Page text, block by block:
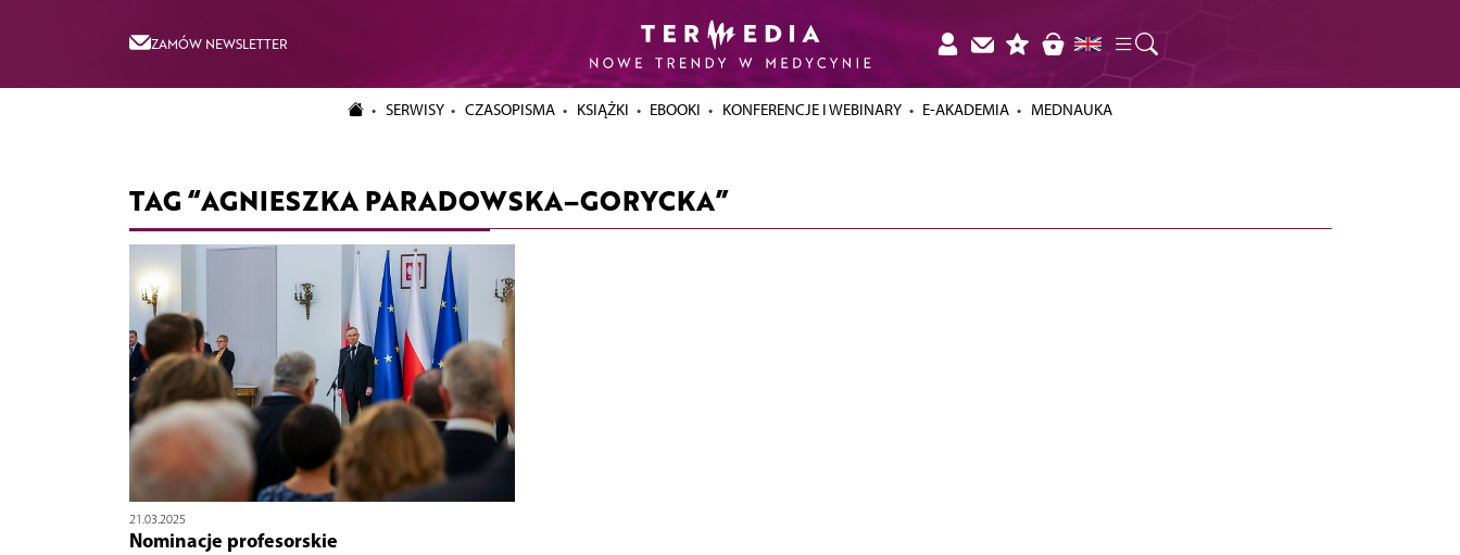
ZAMÓW NEWSLETTER
SERWISY CZASOPISMA KSIĄŻKI EBOOKI KONFERENCJE I WEBINARY E-AKADEMIA MEDNAUKA
TAG “AGNIESZKA PARADOWSKA–GORYCKA”
21.03.2025
Nominacje profesorskie